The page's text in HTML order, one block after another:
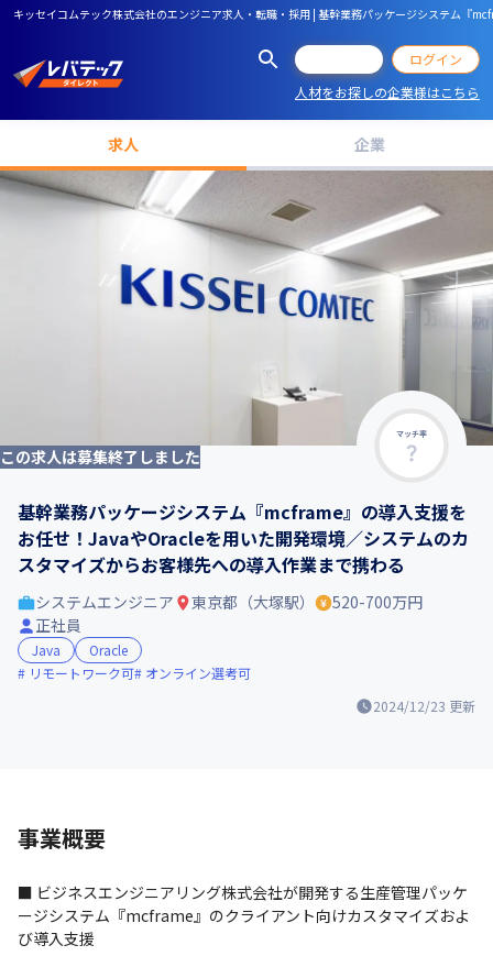
キッセイコムテック株式会社のエンジニア求人・転職・採用 | 基幹業務パッケージシステム『
ログイン
人材をお探しの企業様はこちら
求人 企業
マッチ率
この求人は募集終了しました
基幹業務パッケージシステム『mcframe』の導入支援を
お任せ！JavaやOracleを用いた開発環境／システムのカ
スタマイズからお客様先への導入作業まで携わる
2024/12/23 更新
システムエンジニア 東京都（大塚駅）
520-700万円
正社員
Java
Oracle
リモートワーク可
オンライン選考可
事業概要
■ ビジネスエンジニアリング株式会社が開発する生産管理パッケ
ージシステム『mcframe』のクライアント向けカスタマイズおよ
び導入支援